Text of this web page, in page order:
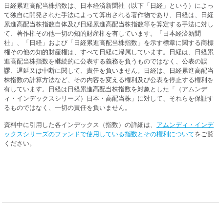
日経累進高配当株指数は、日本経済新聞社（以下「日経」という）によっ
て独⾃に開発された⼿法によって算出される著作物であり、日経は、日経
累進高配当株指数⾃体及び日経累進高配当株指数等を算定する⼿法に対し
て、著作権その他⼀切の知的財産権を有しています。「日本経済新聞
社」、「日経」および「日経累進高配当株指数」を⽰す標章に関する商標
権その他の知的財産権は、すべて日経に帰属しています。日経は、日経累
進高配当株指数を継続的に公表する義務を負うものではなく、公表の誤
謬、遅延⼜は中断に関して、責任を負いません。日経は、日経累進高配当
株指数の計算方法など、その内容を変える権利及び公表を停止する権利を
有しています。日経は日経累進高配当株指数を対象とした「（アムンデ
ィ・インデックスシリーズ）日本・高配当株」に対して、それらを保証す
るものではなく、⼀切の責任を負いません。
資料中に引用した各インデックス（指数）の詳細は、 アムンディ・インデ
ックスシリーズのファンドで使用している指数とその権利についてをご覧
ください。